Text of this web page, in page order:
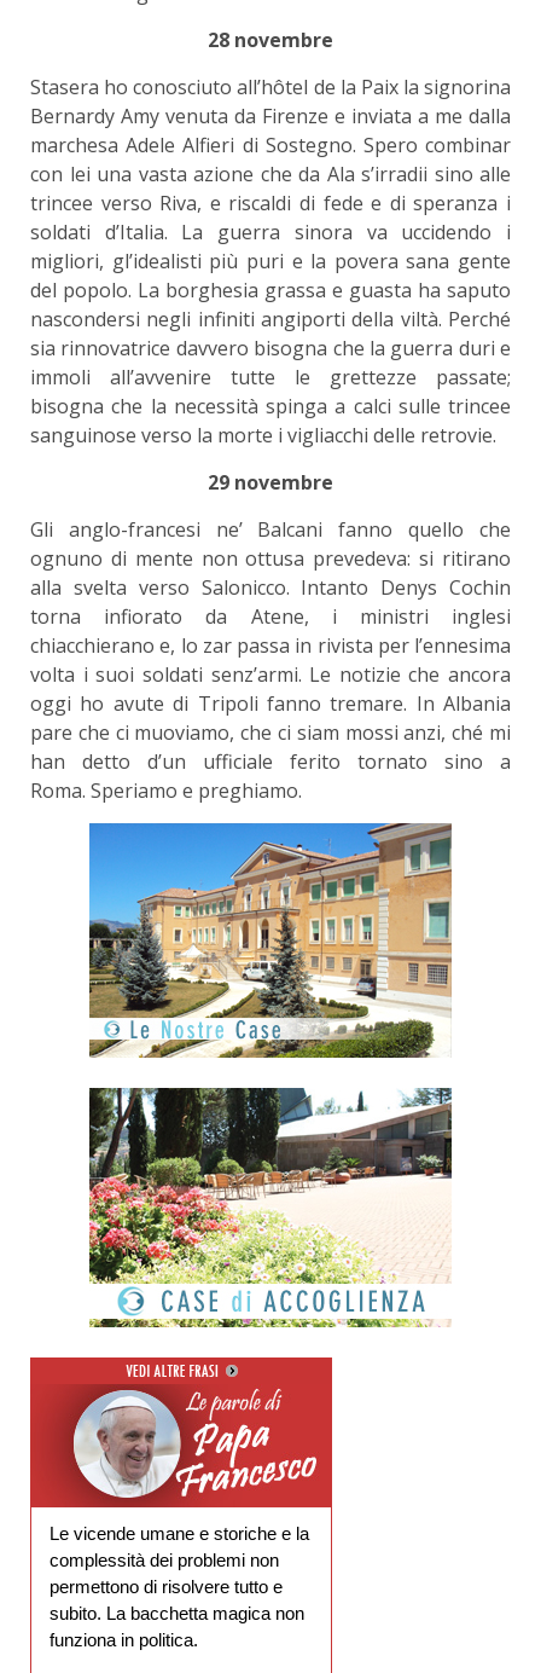
28 novembre
Stasera ho conosciuto all’hôtel de la Paix la signorina
Bernardy Amy venuta da Firenze e inviata a me dalla
marchesa Adele Alfieri di Sostegno. Spero combinar
con lei una vasta azione che da Ala s’irradii sino alle
trincee verso Riva, e riscaldi di fede e di speranza i
soldati d’Italia. La guerra sinora va uccidendo i
migliori, gl’idealisti più puri e la povera sana gente
del popolo. La borghesia grassa e guasta ha saputo
nascondersi negli infiniti angiporti della viltà. Perché
sia rinnovatrice davvero bisogna che la guerra duri e
immoli all’avvenire tutte le grettezze passate;
bisogna che la necessità spinga a calci sulle trincee
sanguinose verso la morte i vigliacchi delle retrovie.
29 novembre
Gli anglo-francesi ne’ Balcani fanno quello che
ognuno di mente non ottusa prevedeva: si ritirano
alla svelta verso Salonicco. Intanto Denys Cochin
torna infiorato da Atene, i ministri inglesi
chiacchierano e, lo zar passa in rivista per l’ennesima
volta i suoi soldati senz’armi. Le notizie che ancora
oggi ho avute di Tripoli fanno tremare. In Albania
pare che ci muoviamo, che ci siam mossi anzi, ché mi
han detto d’un ufficiale ferito tornato sino a
Roma. Speriamo e preghiamo.
Le vicende umane e storiche e la
complessità dei problemi non
permettono di risolvere tutto e
subito. La bacchetta magica non
funziona in politica.